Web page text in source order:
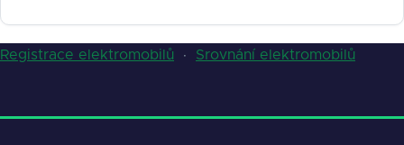
Registrace elektromobilů · Srovnání elektromobilů